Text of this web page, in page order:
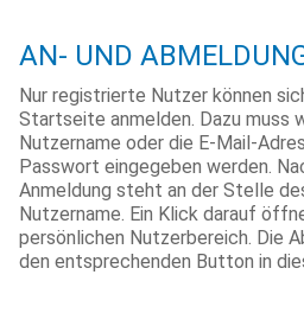
AN- UND
Nur registrierte Nutzer können
Startseite anmelden. Dazu muss
Nutzername oder die E-Mail-
Passwort eingegeben werden.
Anmeldung steht an der Stelle
Nutzername. Ein Klick darauf
persönlichen Nutzerbereich. Die
den entsprechenden Button in